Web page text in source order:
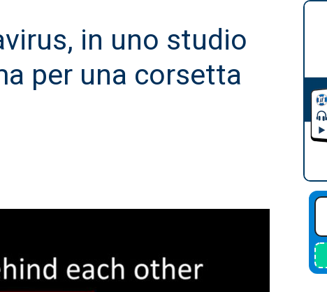
in uno studio
per una corsetta